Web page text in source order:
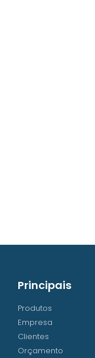
Principais
Produtos
Empresa
Clientes
Orçamento